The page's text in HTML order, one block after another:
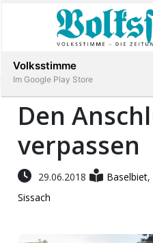
Veranstaltungen
Den
verpassen
29.06.2018 Baselbiet,
Sissach
Volksstimme
Im Google Play Store